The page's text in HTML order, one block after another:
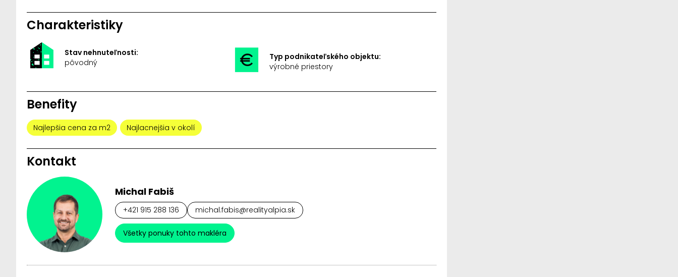
Charakteristiky
Stav nehnuteľnosti:
pôvodný
Typ podnikateľského objektu:
výrobné priestory
Benefity
Najlepšia cena za m2 Najlacnejšia v okolí
Kontakt
Michal Fabiš
+421 915 288 136 michal.fabis@realityalpia.sk
Všetky ponuky tohto makléra